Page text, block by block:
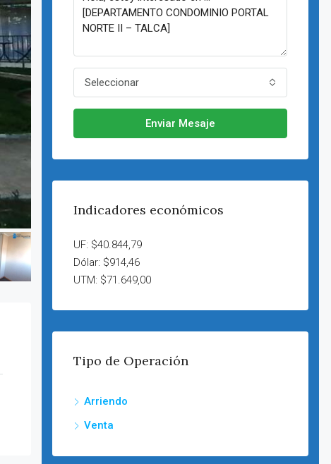
Seleccionar
Enviar Mesaje
Indicadores económicos
UF: $40.844,79
Dólar: $914,46
UTM: $71.649,00
Tipo de Operación
Arriendo
Venta